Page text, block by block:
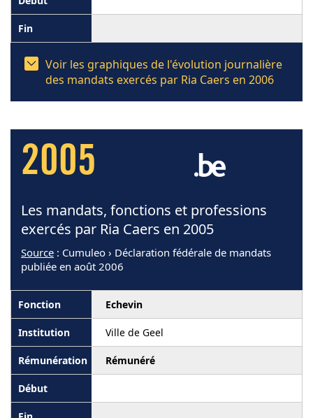
Voir les graphiques de l'évolution journalière
des mandats exercés par Ria Caers en 2006
2005
Les mandats, fonctions et professions
exercés par Ria Caers en 2005
Source : Cumuleo › Déclaration fédérale de mandats
publiée en août 2006
Echevin
Ville de Geel
Rémunéré